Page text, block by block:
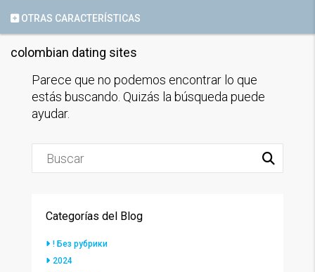
OTRAS CARACTERÍSTICAS
colombian dating sites
Parece que no podemos encontrar lo que
estás buscando. Quizás la búsqueda puede
ayudar.
Categorías del Blog
! Без рубрики
2024